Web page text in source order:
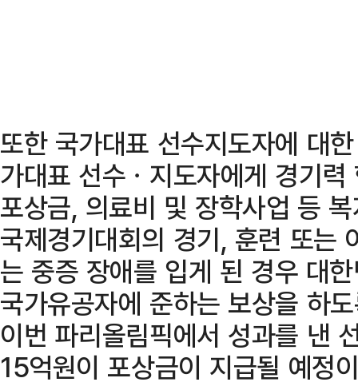
또한 국가대표 선수지도자에 대
가대표 선수ㆍ지도자에게 경기
포상금, 의료비 및 장학사업 등
국제경기대회의 경기, 훈련 또는
는 중증 장애를 입게 된 경우 대
국가유공자에 준하는 보상을 하
이번 파리올림픽에서 성과를 낸
15억원이 포상금이 지급될 예정